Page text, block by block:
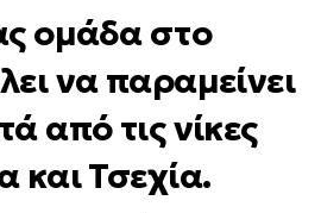
ομάδα στο
να παραμείνει
από τις νίκες
και Τσεχία.